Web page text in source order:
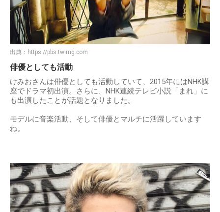
出典： https://pbs.twimg.com
俳優としても活動
けみおさんは俳優としても活動していて、2015年にはNHK講
座でドラマ初出演。さらに、NHK連続テレビ小説「まれ」に
も出演したことが話題となりました。
モデルに音楽活動、そして俳優とマルチに活躍しています
ね。